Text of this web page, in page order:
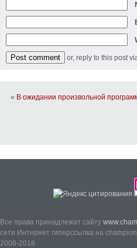
or, reply to this post
« В ожидании произвольной
Все права принадлежат сайту
сети Интернет гиперссылка на
2008-2018